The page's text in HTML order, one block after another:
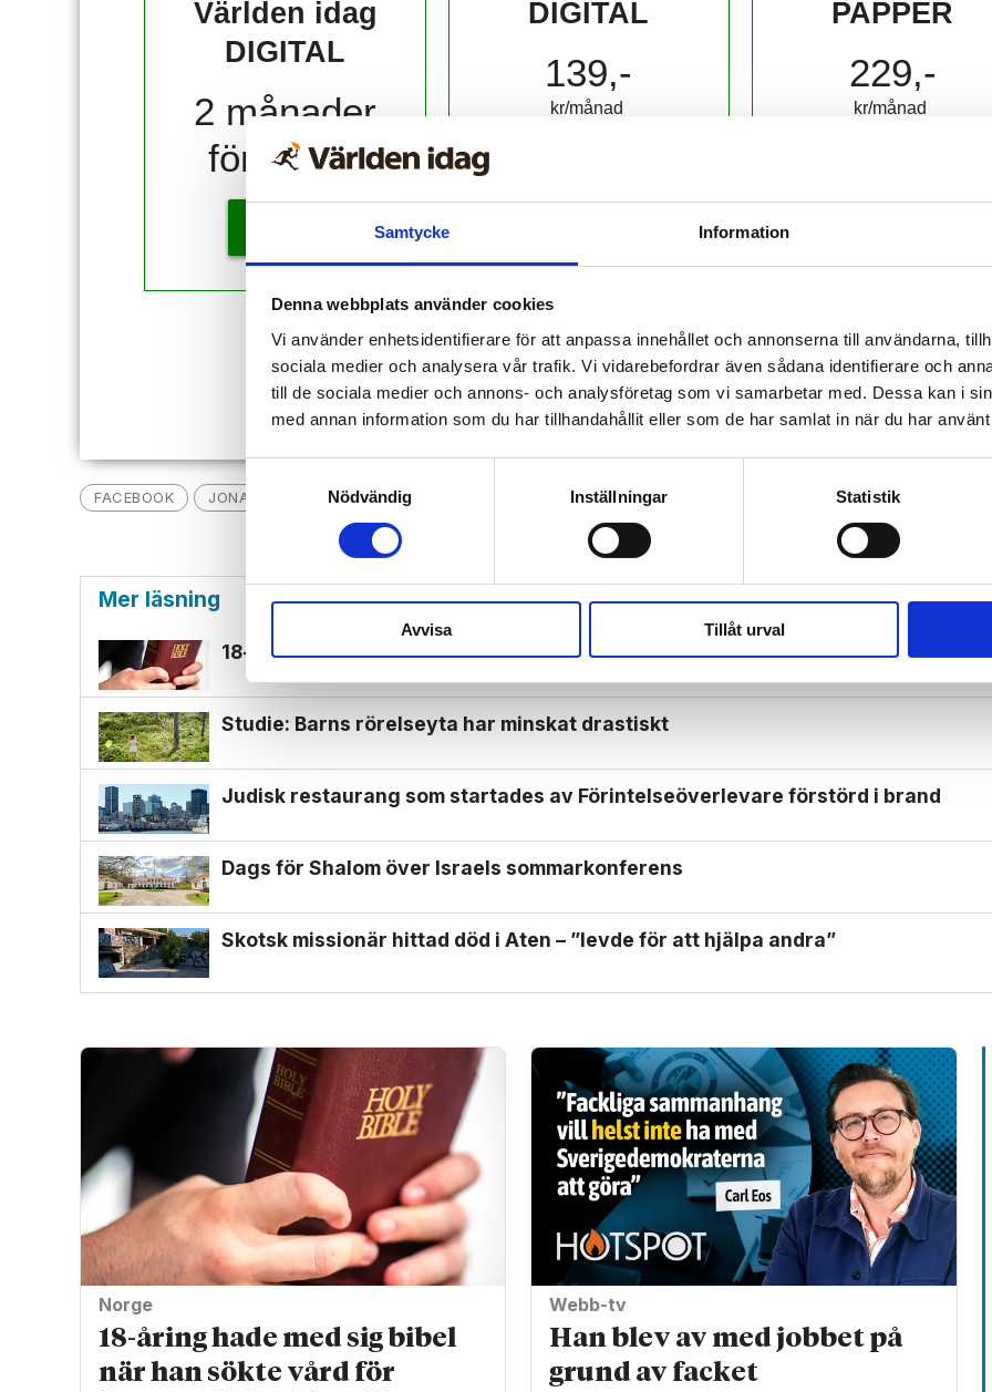
Samtycke Information
Denna webbplats använder cookies
Vi använder enhetsidentifierare för att anpassa innehållet och annonserna till användarna,
sociala medier och analysera vår trafik. Vi vidarebefordrar även sådana identifierare och
till de sociala medier och annons- och analysföretag som vi samarbetar med. Dessa kan i
med annan information som du har tillhandahållit eller som de har samlat in när du har
Samtyckesval
Nödvändig
Inställningar Statistik
Avvisa Tillåt urval
Världen idag
DIGITAL
2 månader
för 10 kr!
DIGITAL
139,-
kr/månad ​​​​​​
PAPPER
229,-
kr/månad ​​​​​​
Redan prenumerant? Logga in
Mina Sidor
FACEBOOK JONATAN ALFVÉN SEXUALBROTT NÄTJÄTTAR PEDOFILI
Mer läsning
18-åring hade med sig bibel när han sökte vård för ångest – ”blev hånad”
Studie: Barns rörelseyta har minskat drastiskt
Judisk restaurang som startades av Förintelse­överlevare förstörd i brand
Dags för Shalom över Israels sommarkonferens
Skotsk missionär hittad död i Aten – ”levde för att hjälpa andra”
Norge
18-åring hade med sig bibel
när han sökte vård för
Webb-tv
Han blev av med jobbet på
grund av facket